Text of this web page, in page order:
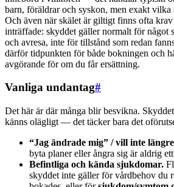
barn, föräldrar och syskon, men exakt vilka
Och även när skälet är giltigt finns ofta krav
inträffade: skyddet gäller normalt för något
och avresa, inte för tillstånd som redan
därför tidpunkten för både bokningen och
avgörande för om du får ersättning.
Vanliga undantag#
Det här är där många blir besvikna.
känns olägligt — det täcker bara det
“Jag ändrade mig” / vill inte
byta planer eller ångra sig är aldrig
Befintliga och kända sjukdomar.
skyddet inte gäller för vårdbehov du